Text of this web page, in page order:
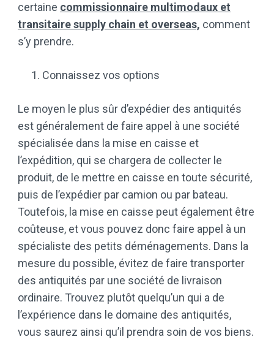
certaine commissionnaire multimodaux et
transitaire supply chain et overseas, comment
s’y prendre.
Connaissez vos options
Le moyen le plus sûr d’expédier des antiquités
est généralement de faire appel à une société
spécialisée dans la mise en caisse et
l’expédition, qui se chargera de collecter le
produit, de le mettre en caisse en toute sécurité,
puis de l’expédier par camion ou par bateau.
Toutefois, la mise en caisse peut également être
coûteuse, et vous pouvez donc faire appel à un
spécialiste des petits déménagements. Dans la
mesure du possible, évitez de faire transporter
des antiquités par une société de livraison
ordinaire. Trouvez plutôt quelqu’un qui a de
l’expérience dans le domaine des antiquités,
vous saurez ainsi qu’il prendra soin de vos biens.